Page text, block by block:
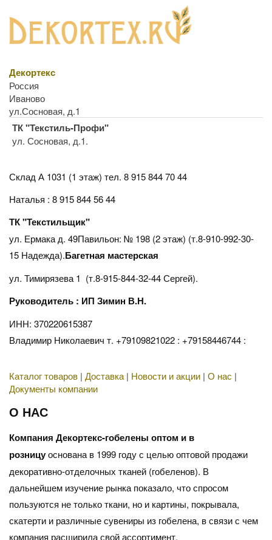
Декортекс
Россия
Иваново
ул.Сосновая, д.1
ТК "Текстиль-Профи"
ул. Сосновая, д.1.
Склад А 1031 (1 этаж) тел. 8 915 844 70 44
Наталья : 8 915 844 56 44
ТК "Текстильщик"
ул. Ермака д. 49Павильон: № 198 (2 этаж) (т.8-910-992-30-
15 Надежда).Багетная мастерская
ул. Тимирязева 1 (т.8-915-844-32-44 Сергей).
Руководитель : ИП Зимин В.Н.
ИНН: 370220615387
Владимир Николаевич т. +79109821022 : +79158446744 :
Каталог товаров | Доставка| Новости и акции | О нас |
Документы компании
О НАС
Компания Декортекс-гобелены оптом и в
розницуоснована в 1999 году с целью оптовой продажи
декоративно-отделочных тканей (гобеленов). В
дальнейшем изучение рынка показало, что спросом
пользуются не только ткани, но и картины, покрывала,
скатерти и различные сувениры из гобелена, в связи с чем
компания расширила свой ассортимент.